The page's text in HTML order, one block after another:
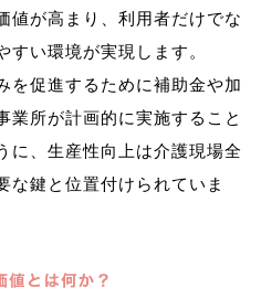
値が高まり、利用者だけでな
すい環境が実現します。
を促進するために補助金や加
業所が計画的に実施すること
に、生産性向上は介護現場全
な鍵と位置付けられていま